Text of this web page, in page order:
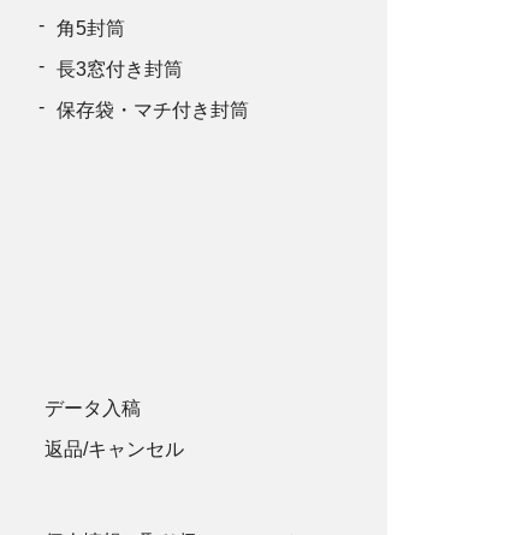
152,790円
162,360円
角5封筒
長3窓付き封筒
保存袋・マチ付き封筒
データ入稿
返品/キャンセル